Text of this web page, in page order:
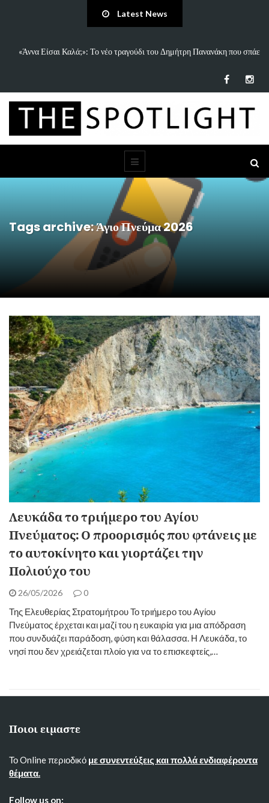
Latest News
Είσαι Καλά;»: Το νέο τραγούδι του Δημήτρη Πανανάκη που σπάει
5 Ιδέες
Tags archive: Άγιο Πνεύμα 2026
Λευκάδα το τριήμερο του Αγίου
Πνεύματος: Ο προορισμός που φτάνεις με
το αυτοκίνητο και γιορτάζει την
Πολιούχο του
26/05/2026 0
Της Ελευθερίας Στρατομήτρου Το τριήμερο του Αγίου
Πνεύματος έρχεται και μαζί του η ευκαιρία για μια απόδραση
που συνδυάζει παράδοση, φύση και θάλασσα. Η Λευκάδα, το
νησί που δεν χρειάζεται πλοίο για να το επισκεφτείς,…
Ποιοι ειμαστε
Το Online περιοδικό με συνεντεύξεις και πολλά ενδιαφέροντα
θέματα.
Follow us on: